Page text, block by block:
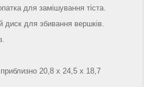
для замішування тіста.
диск для збивання вершків.
20,8 x 24,5 x 18,7